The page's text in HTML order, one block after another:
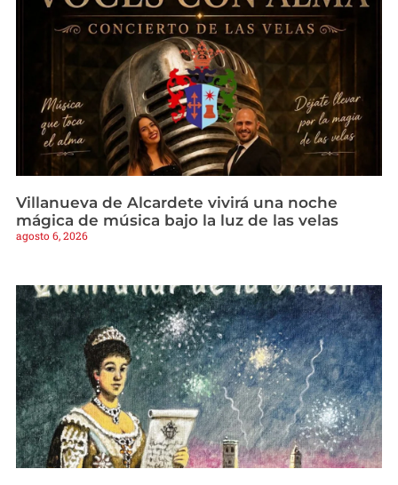
Villanueva de Alcardete vivirá una noche
mágica de música bajo la luz de las velas
agosto 6, 2026